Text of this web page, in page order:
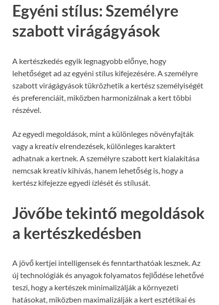
Egyéni stílus: Személyre
szabott virágágyások
A kertészkedés egyik legnagyobb előnye, hogy
lehetőséget ad az egyéni stílus kifejezésére. A személyre
szabott virágágyások tükrözhetik a kertész személyiségét
és preferenciáit, miközben harmonizálnak a kert többi
részével.
Az egyedi megoldások, mint a különleges növényfajták
vagy a kreatív elrendezések, különleges karaktert
adhatnak a kertnek. A személyre szabott kert kialakítása
nemcsak kreatív kihívás, hanem lehetőség is, hogy a
kertész kifejezze egyedi ízlését és stílusát.
Jövőbe tekintő megoldások
a kertészkedésben
A jövő kertjei intelligensek és fenntarthatóak lesznek. Az
új technológiák és anyagok folyamatos fejlődése lehetővé
teszi, hogy a kertészek minimalizálják a környezeti
hatásokat, miközben maximalizálják a kert esztétikai és